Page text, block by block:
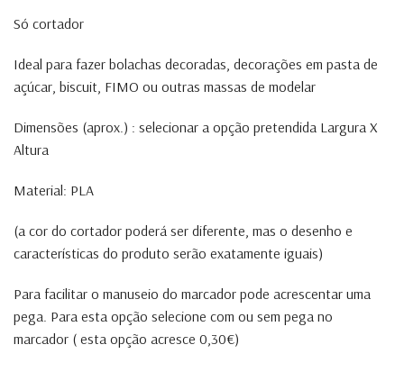
Só cortador
Ideal para fazer bolachas decoradas, decorações em pasta de
açúcar, biscuit, FIMO ou outras massas de modelar
Dimensões (aprox.) : selecionar a opção pretendida Largura X
Altura
Material: PLA
(a cor do cortador poderá ser diferente, mas o desenho e
características do produto serão exatamente iguais)
Para facilitar o manuseio do marcador pode acrescentar uma
pega. Para esta opção selecione com ou sem pega no
marcador ( esta opção acresce 0,30€)